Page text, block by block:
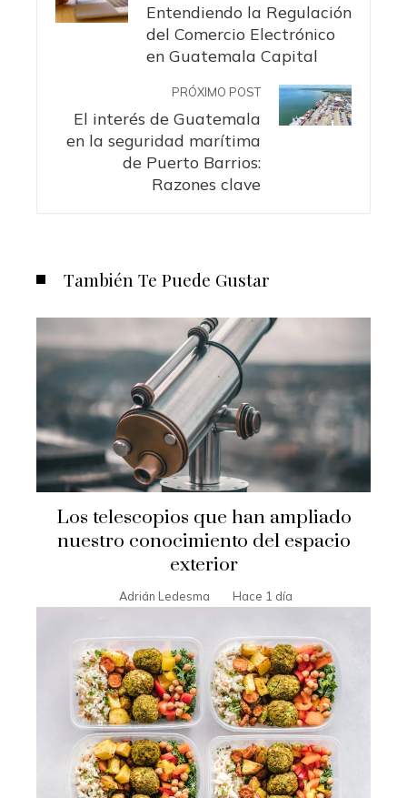
Entendiendo la Regulación
del Comercio Electrónico
en Guatemala Capital
PRÓXIMO POST
El interés de Guatemala
en la seguridad marítima
de Puerto Barrios:
Razones clave
También Te Puede Gustar
Los telescopios que han ampliado
nuestro conocimiento del espacio
exterior
Adrián Ledesma Hace 1 día